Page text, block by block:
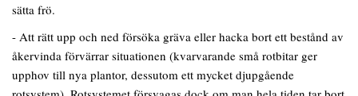
sätta frö.
- Att rätt upp och ned försöka gräva eller hacka bort ett bestånd av
åkervinda förvärrar situationen (kvarvarande små rotbitar ger
upphov till nya plantor, dessutom ett mycket djupgående